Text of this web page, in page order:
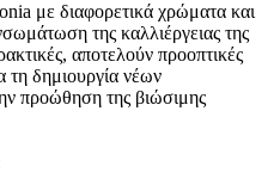
με διαφορετικά χρώματα και
της καλλιέργειας της
αποτελούν προοπτικές
τη δημιουργία νέων
προώθηση της βιώσιμης